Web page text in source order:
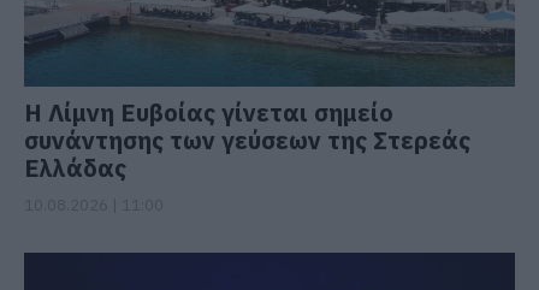
Η Λίμνη Ευβοίας γίνεται σημείο
συνάντησης των γεύσεων της Στερεάς
Ελλάδας